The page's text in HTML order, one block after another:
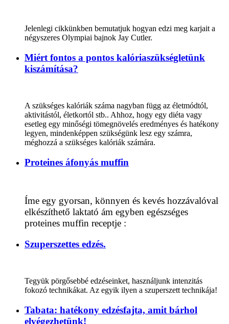
Jelenlegi cikkünkben bemutatjuk hogyan edzi meg karjait a
négyszeres Olympiai bajnok Jay Cutler.
Miért fontos a pontos kalóriaszükségletünk
kiszámítása?
A szükséges kalóriák száma nagyban függ az életmódtól,
aktivitástól, életkortól stb.. Ahhoz, hogy egy diéta vagy
esetleg egy minőségi tömegnövelés eredményes és hatékony
legyen, mindenképpen szükségünk lesz egy számra,
méghozzá a szükséges kalóriák számára.
Proteines áfonyás muffin
Íme egy gyorsan, könnyen és kevés hozzávalóval
elkészíthető laktató ám egyben egészséges
proteines muffin receptje :
Szuperszettes edzés.
Tegyük pörgősebbé edzéseinket, használjunk intenzitás
fokozó technikákat. Az egyik ilyen a szuperszett technikája!
Tabata: hatékony edzésfajta, amit bárhol
elvégezhetünk!